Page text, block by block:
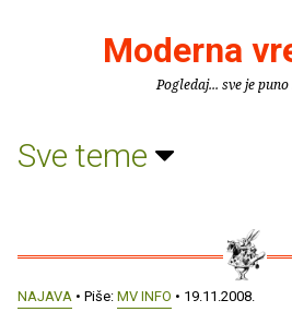
Moderna
Pogledaj... sve je
Sve teme
NAJAVA • Piše: MV INFO • 19.11.2008.